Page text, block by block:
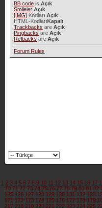
BB codeis Açık
Smileler Açık
[IMG]Kodları Açık
HTML-KodlarıKapalı
Trackbacks are Açık
Pingbacks are Açık
Refbacks are Açık
Forum Rules
1 2 3 4 5 6 7 8 9 10 11 12 13 14 15 16 17
70 71 72 73 74 75 76 77 78 79 80 81 82
125 126 127 128 129 130 131 132 133
171 172 173 174 175 176 177 178 179
217 218 219 220 221 222 223 224 225